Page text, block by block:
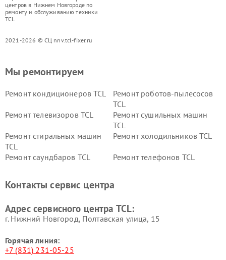
центров в Нижнем Новгороде по
ремонту и обслуживанию техники
TCL
2021-2026 © СЦ nnv.tcl-fixer.ru
Мы ремонтируем
Ремонт кондиционеров TCL
Ремонт роботов-пылесосов
TCL
Ремонт телевизоров TCL
Ремонт сушильных машин
TCL
Ремонт стиральных машин
TCL
Ремонт холодильников TCL
Ремонт саундбаров TCL Ремонт телефонов TCL
Контакты сервис центра
Адрес сервисного центра TCL:
г. Нижний Новгород, Полтавская улица, 15
Горячая линия:
+7 (831) 231-05-25